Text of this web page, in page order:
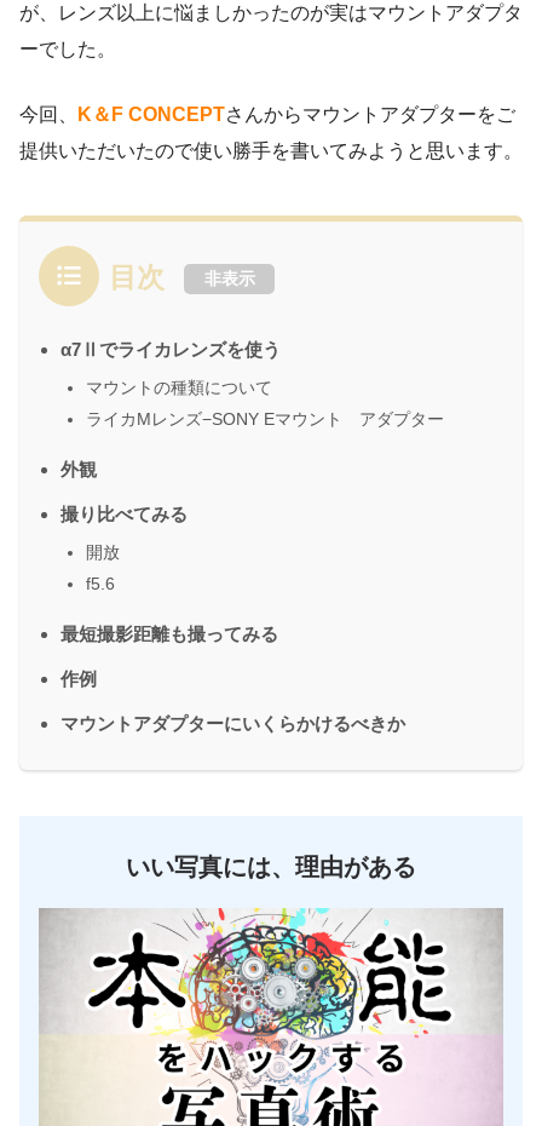
が、レンズ以上に悩ましかったのが実はマウントアダプタ
ーでした。
今回、 K＆F CONCEPTさんからマウントアダプターをご
提供いただいたので使い勝手を書いてみようと思います。
目次 非表示
α7Ⅱでライカレンズを使う
マウントの種類について
ライカMレンズ−SONY Eマウント アダプター
外観
撮り比べてみる
開放
f5.6
最短撮影距離も撮ってみる
作例
マウントアダプターにいくらかけるべきか
いい写真には、理由がある